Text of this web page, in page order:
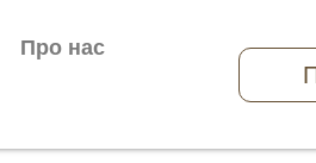
Про нас